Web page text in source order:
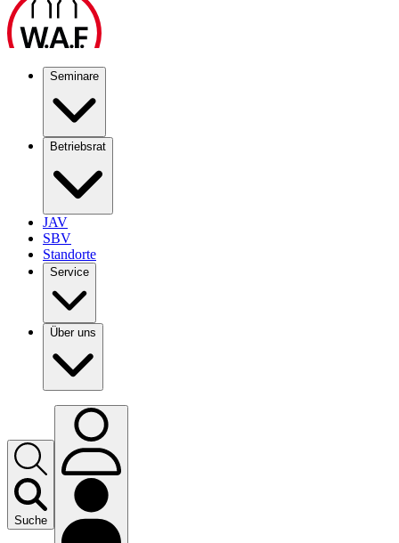
Seminare
Betriebsrat
JAV
SBV
Standorte
Service
Über uns
Suche